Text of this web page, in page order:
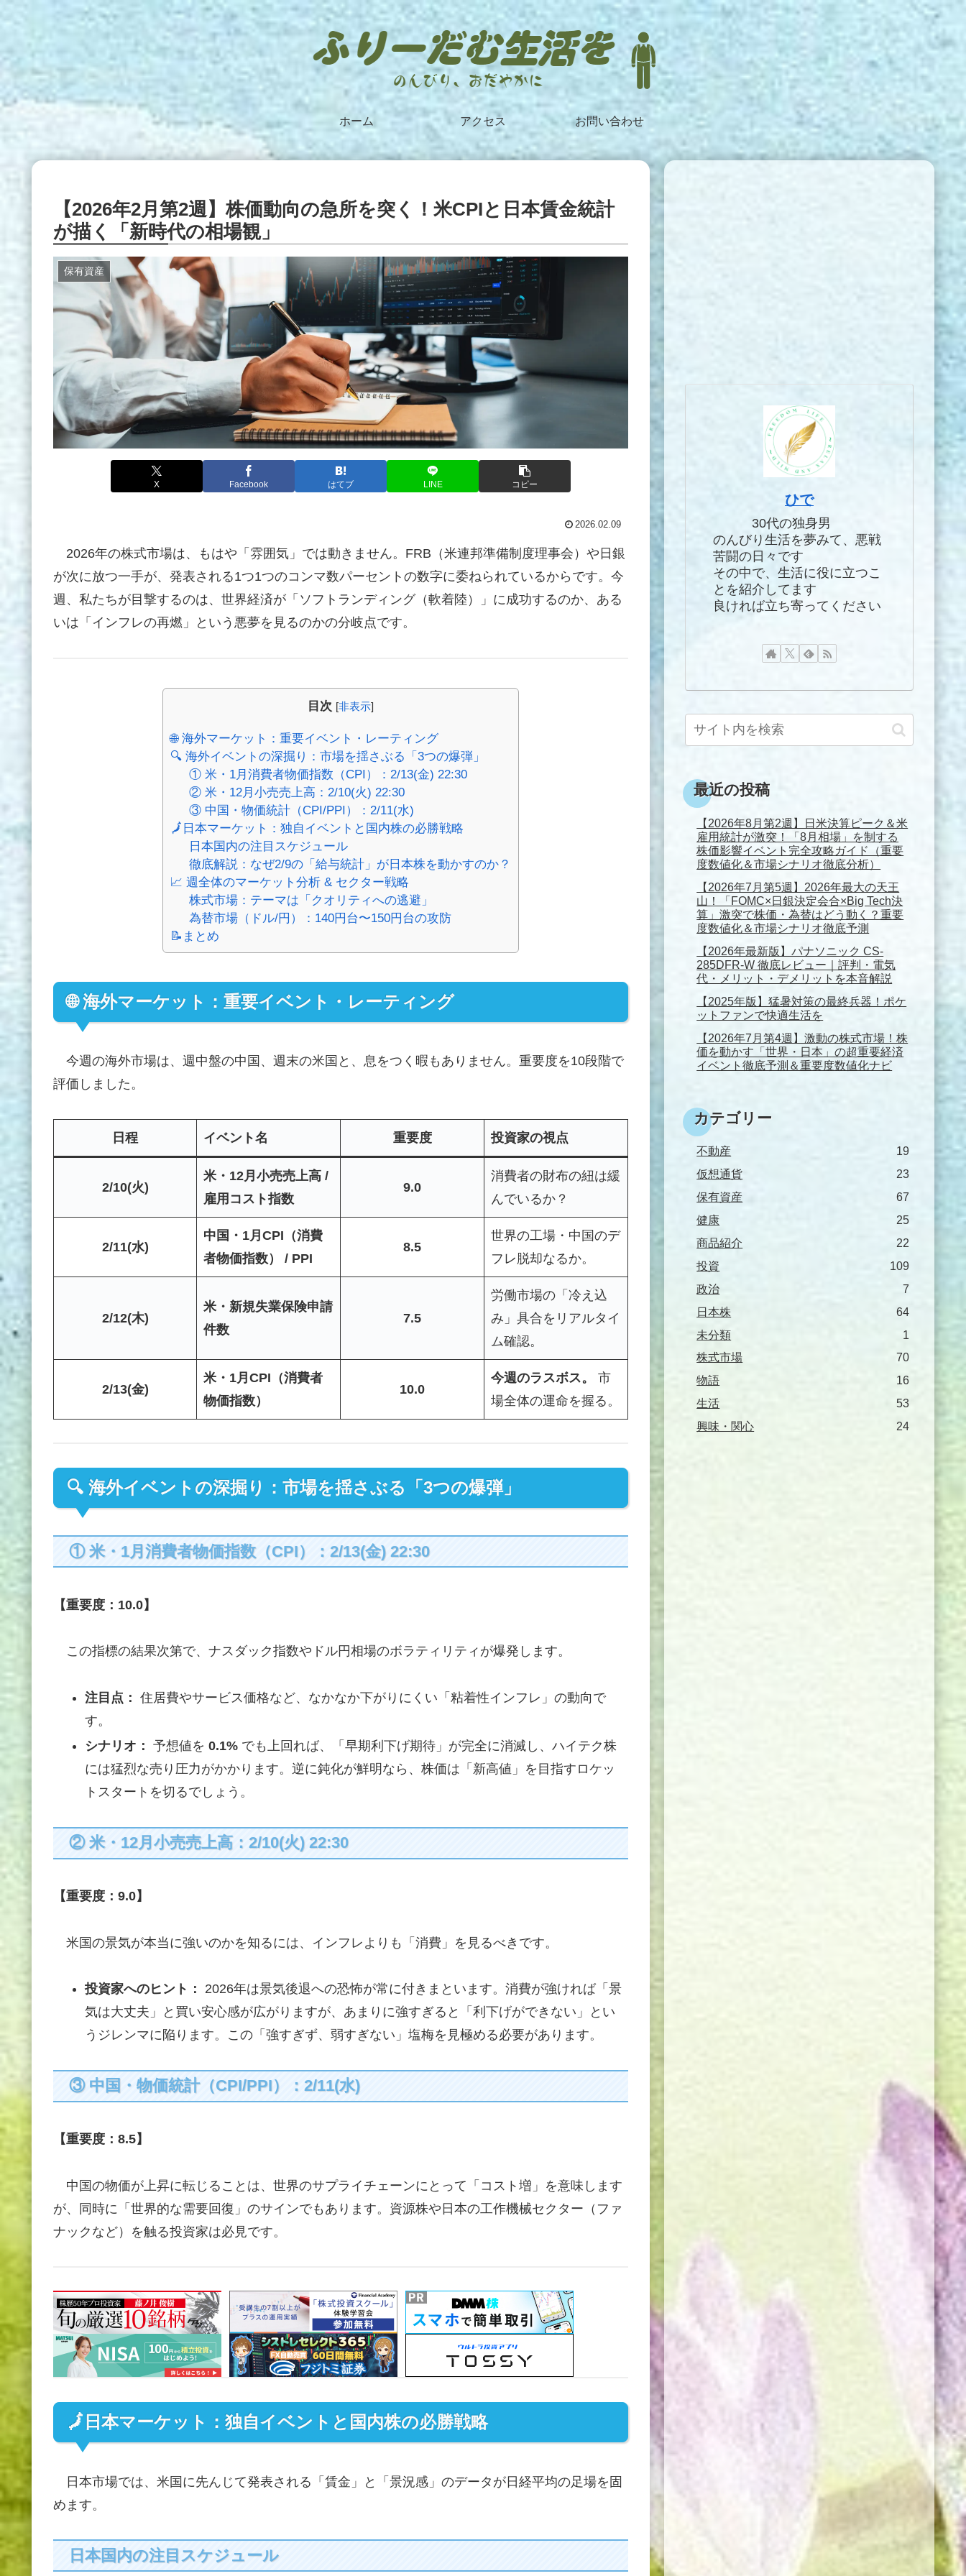
ホーム アクセス お問い合わせ
【2026年2月第2週】株価動向の急所を突く！米CPIと日本賃金統計
が描く「新時代の相場観」
保有資産
X Facebook はてブ LINE コピー
2026.02.09
2026年の株式市場は、もはや「雰囲気」では動きません。FRB（米連邦準備制度理事会）や日銀
が次に放つ一手が、発表される1つ1つのコンマ数パーセントの数字に委ねられているからです。今
週、私たちが目撃するのは、世界経済が「ソフトランディング（軟着陸）」に成功するのか、ある
いは「インフレの再燃」という悪夢を見るのかの分岐点です。
目次 [非表示]
🌐 海外マーケット：重要イベント・レーティング
🔍 海外イベントの深掘り：市場を揺さぶる「3つの爆弾」
① 米・1月消費者物価指数（CPI）：2/13(金) 22:30
② 米・12月小売売上高：2/10(火) 22:30
③ 中国・物価統計（CPI/PPI）：2/11(水)
🗾日本マーケット：独自イベントと国内株の必勝戦略
日本国内の注目スケジュール
徹底解説：なぜ2/9の「給与統計」が日本株を動かすのか？
📈 週全体のマーケット分析 & セクター戦略
株式市場：テーマは「クオリティへの逃避」
為替市場（ドル/円）：140円台〜150円台の攻防
📝まとめ
🌐 海外マーケット：重要イベント・レーティング
今週の海外市場は、週中盤の中国、週末の米国と、息をつく暇もありません。重要度を10段階で
評価しました。
日程 イベント名 重要度 投資家の視点
2/10(火)
米・12月小売売上高 /
雇用コスト指数
9.0
消費者の財布の紐は緩
んでいるか？
2/11(水)
中国・1月CPI（消費
者物価指数） / PPI
8.5
世界の工場・中国のデ
フレ脱却なるか。
2/12(木)
米・新規失業保険申請
件数
7.5
労働市場の「冷え込
み」具合をリアルタイ
ム確認。
2/13(金)
米・1月CPI（消費者
物価指数）
10.0
今週のラスボス。
市
場全体の運命を握る。
🔍 海外イベントの深掘り：市場を揺さぶる「3つの爆弾」
① 米・1月消費者物価指数（CPI）：2/13(金) 22:30
【重要度：10.0】
この指標の結果次第で、ナスダック指数やドル円相場のボラティリティが爆発します。
注目点： 住居費やサービス価格など、なかなか下がりにくい「粘着性インフレ」の動向で
す。
シナリオ： 予想値を 0.1%でも上回れば、「早期利下げ期待」が完全に消滅し、ハイテク株
には猛烈な売り圧力がかかります。逆に鈍化が鮮明なら、株価は「新高値」を目指すロケッ
トスタートを切るでしょう。
② 米・12月小売売上高：2/10(火) 22:30
【重要度：9.0】
米国の景気が本当に強いのかを知るには、インフレよりも「消費」を見るべきです。
投資家へのヒント：
2026年は景気後退への恐怖が常に付きまといます。消費が強ければ「景
気は大丈夫」と買い安心感が広がりますが、あまりに強すぎると「利下げができない」とい
うジレンマに陥ります。この「強すぎず、弱すぎない」塩梅を見極める必要があります。
③ 中国・物価統計（CPI/PPI）：2/11(水)
【重要度：8.5】
中国の物価が上昇に転じることは、世界のサプライチェーンにとって「コスト増」を意味します
が、同時に「世界的な需要回復」のサインでもあります。資源株や日本の工作機械セクター（ファ
ナックなど）を触る投資家は必見です。
🗾日本マーケット：独自イベントと国内株の必勝戦略
日本市場では、米国に先んじて発表される「賃金」と「景況感」のデータが日経平均の足場を固
めます。
日本国内の注目スケジュール
ひで
30代の独身男
のんびり生活を夢みて、悪戦
苦闘の日々です
その中で、生活に役に立つこ
とを紹介してます
良ければ立ち寄ってください
最近の投稿
【2026年8月第2週】日米決算ピーク＆米
雇用統計が激突！「8月相場」を制する
株価影響イベント完全攻略ガイド（重要
度数値化＆市場シナリオ徹底分析）
【2026年7月第5週】2026年最大の天王
山！「FOMC×日銀決定会合×Big Tech決
算」激突で株価・為替はどう動く？重要
度数値化＆市場シナリオ徹底予測
【2026年最新版】パナソニック CS-
285DFR-W 徹底レビュー｜評判・電気
代・メリット・デメリットを本音解説
【2025年版】猛暑対策の最終兵器！ポケ
ットファンで快適生活を
【2026年7月第4週】激動の株式市場！株
価を動かす「世界・日本」の超重要経済
イベント徹底予測＆重要度数値化ナビ
カテゴリー
不動産
19
仮想通貨
23
保有資産
67
健康
25
商品紹介
22
投資
109
政治
7
日本株
64
未分類
1
株式市場
70
物語
16
生活
53
興味・関心
24